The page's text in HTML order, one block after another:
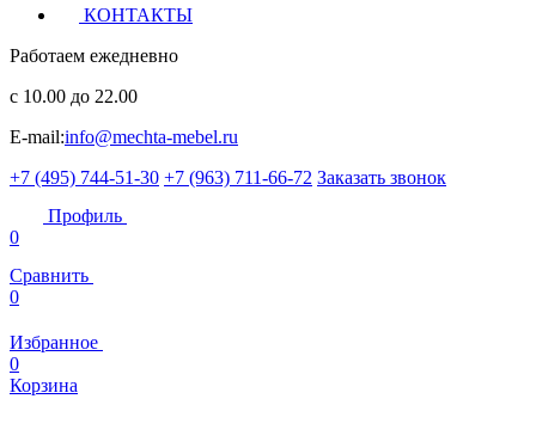
КОНТАКТЫ
Работаем ежедневно
с 10.00 до 22.00
E-mail:info@mechta-mebel.ru
+7 (495) 744-51-30 +7 (963) 711-66-72 Заказать звонок
Профиль
0
Сравнить
0
Избранное
0
Корзина